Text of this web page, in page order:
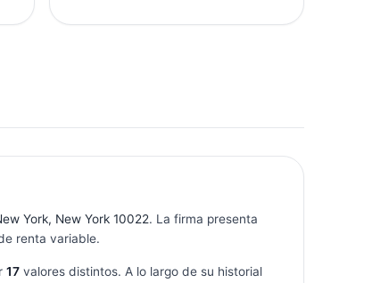
York, New York 10022. La firma presenta
renta variable.
17valores distintos. A lo largo de su historial